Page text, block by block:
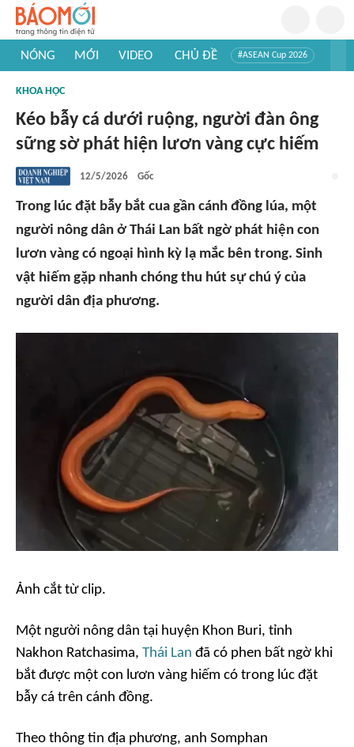
NÓNG MỚI VIDEO CHỦ ĐỀ #ASEAN Cup 2026
#Khám phá thế giới
KHOA HỌC
Kéo bẫy cá dưới ruộng, người đàn ông
sững sờ phát hiện lươn vàng cực hiếm
12/5/2026 Gốc
Trong lúc đặt bẫy bắt cua gần cánh đồng lúa, một
người nông dân ở Thái Lan bất ngờ phát hiện con
lươn vàng có ngoại hình kỳ lạ mắc bên trong. Sinh
vật hiếm gặp nhanh chóng thu hút sự chú ý của
người dân địa phương.
Ảnh cắt từ clip.
Một người nông dân tại huyện Khon Buri, tỉnh
Nakhon Ratchasima, Thái Lan đã có phen bất ngờ khi
bắt được một con lươn vàng hiếm có trong lúc đặt
bẫy cá trên cánh đồng.
Theo thông tin địa phương, anh Somphan